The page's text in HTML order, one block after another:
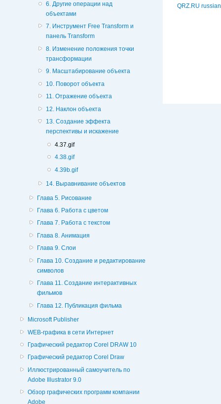
6. Другие операции над
объектами
7. Инструмент Free Transform и
панель Transform
8. Изменение положения точки
трансформации
9. Масштабирование объекта
10. Поворот объекта
11. Отражение объекта
12. Наклон объекта
13. Создание эффекта
перспективы и искажение
4.37.gif
4.38.gif
4.39b.gif
14. Выравнивание объектов
Глава 5. Рисование
Глава 6. Работа с цветом
Глава 7. Работа с текстом
Глава 8. Анимация
Глава 9. Слои
Глава 10. Создание и редактирование
символов
Глава 11. Создание интерактивных
фильмов
Глава 12. Публикация фильма
Microsoft Publisher
WEB-графика в сети Интернет
Графический редактор Corel DRAW 10
Графический редактор Corel Draw
Иллюстрированный самоучитель по
Adobe Illustrator 9.0
Обзор графических программ компании
Adobe
QRZ.RU